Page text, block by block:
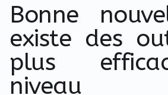
Bonne
existe des
plus